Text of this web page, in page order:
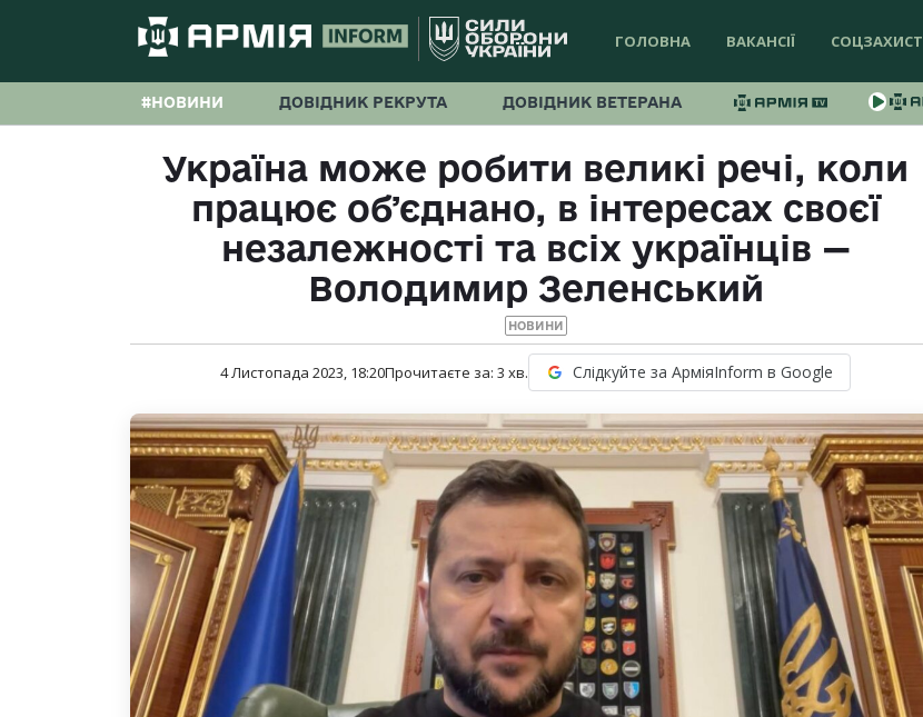
ГОЛОВНА ВАКАНСІЇ СОЦЗАХИСТ
#НОВИНИ ДОВІДНИК РЕКРУТА ДОВІДНИК ВЕТЕРАНА
Україна може робити великі речі, коли
працює обʼєднано, в інтересах своєї
незалежності та всіх українців —
Володимир Зеленський
НОВИНИ
4 Листопада 2023, 18:20Прочитаєте за: 3 хв. Слідкуйте за АрміяInform в Google